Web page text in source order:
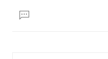
문댓
글